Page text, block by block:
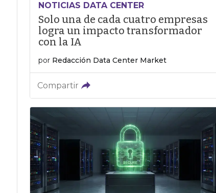
NOTICIAS DATA CENTER
Solo una de cada cuatro empresas
logra un impacto transformador
con la IA
por Redacción Data Center Market
Compartir